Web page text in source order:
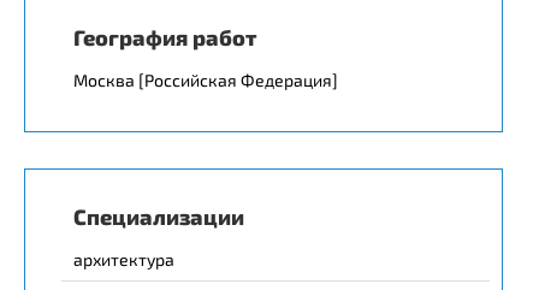
География работ
Москва [Российская Федерация]
Специализации
архитектура